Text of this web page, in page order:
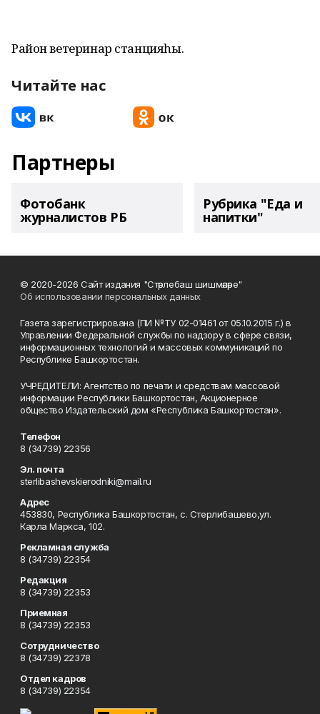
Район ветеринар станцияһы.
Читайте нас
Партнеры
Фотобанк
журналистов РБ
Рубрика "Еда и
напитки"
© 2020-2026 Сайт издания "Стәрлебаш шишмәләре"
Об использовании персональных данных
Газета зарегистрирована (ПИ №ТУ 02-01461 от 05.10.2015 г.) в
Управлении Федеральной службы по надзору в сфере связи,
информационных технологий и массовых коммуникаций по
Республике Башкортостан.
УЧРЕДИТЕЛИ: Агентство по печати и средствам массовой
информации Республики Башкортостан, Акционерное
общество Издательский дом «Республика Башкортостан».
Телефон
8 (34739) 22356
Эл. почта
sterlibashevskierodniki@mail.ru
Адрес
453830, Республика Башкортостан, c. Стерлибашево,ул.
Карла Маркса, 102.
Рекламная служба
8 (34739) 22354
Редакция
8 (34739) 22353
Приемная
8 (34739) 22353
Сотрудничество
8 (34739) 22378
Отдел кадров
8 (34739) 22354